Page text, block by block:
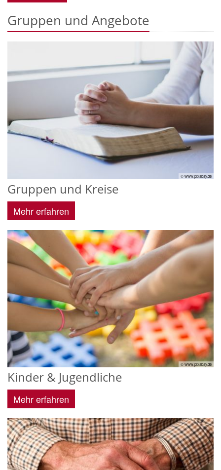
Gruppen und Angebote
© www.pixabay.de
Gruppen und Kreise
Mehr erfahren
© www.pixabay.de
Kinder & Jugendliche
Mehr erfahren